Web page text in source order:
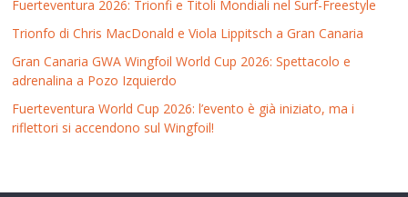
Fuerteventura 2026: Trionfi e Titoli Mondiali nel Surf-Freestyle
Trionfo di Chris MacDonald e Viola Lippitsch a Gran Canaria
Gran Canaria GWA Wingfoil World Cup 2026: Spettacolo e
adrenalina a Pozo Izquierdo
Fuerteventura World Cup 2026: l’evento è già iniziato, ma i
riflettori si accendono sul Wingfoil!